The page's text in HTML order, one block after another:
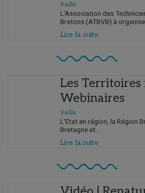
Veille
L'Association des
Bretons (ATBVB) à organise...
Lire la suite
Les Territoires
Webinaires
Veille
L'Etat en région, la Région
Bretagne et...
Lire la suite